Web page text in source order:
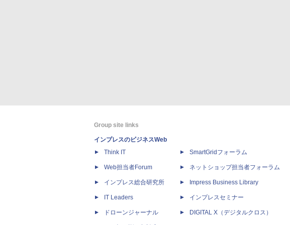
Group site links
インプレスのビジネスWeb
Think IT
Web担当者Forum
インプレス総合研究所
IT Leaders
ドローンジャーナル
SmartGridフォーラム
ネットショップ担当者フォーラム
Impress Business Library
インプレスセミナー
DIGITAL X（デジタルクロス）